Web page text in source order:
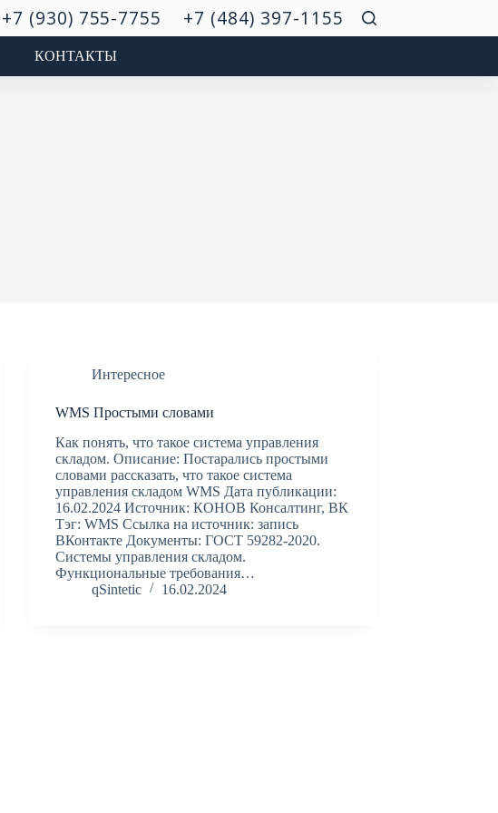
+7 (930) 755-7755 +7 (484) 397-1155
КОНТАКТЫ
Интересное
WMS Простыми словами
Как понять, что такое система управления
складом. Описание: Постарались простыми
словами рассказать, что такое система
управления складом WMS Дата публикации:
16.02.2024 Источник: КОНОВ Консалтинг, ВК
Тэг: WMS Ссылка на источник: запись
ВКонтакте Документы: ГОСТ 59282-2020.
Системы управления складом.
Функциональные требования…
qSintetic
16.02.2024